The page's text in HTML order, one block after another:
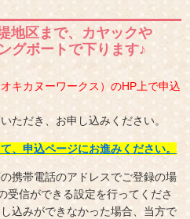
地区まで、カヤックや
グボートで下ります♪
キカヌーワークス）のHP上で申込
ただき、お申し込みください。
、申込ページにお進みください。
携帯電話のアドレスでご登録の場
受信ができる設定を行ってくださ
込みができなかった場合、当方で